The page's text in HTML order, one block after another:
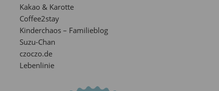
Kakao & Karotte
Coffee2stay
Kinderchaos – Familieblog
Suzu-Chan
czoczo.de
Lebenlinie